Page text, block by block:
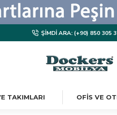
ŞIMDI ARA: (+90) 850 305
TAKIMLARI OFIS VE